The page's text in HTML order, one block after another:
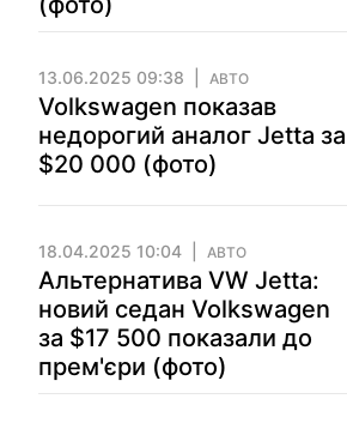
13.06.2025 09:38 АВТО
Volkswagen показав
недорогий аналог Jetta за
$20 000 (фото)
18.04.2025 10:04 АВТО
Альтернатива VW Jetta:
новий седан Volkswagen
за $17 500 показали до
прем'єри (фото)